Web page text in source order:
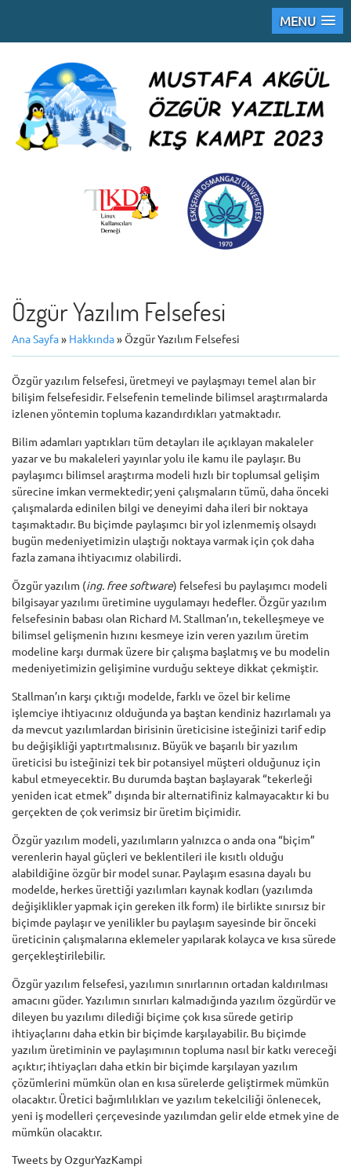
MENU
Özgür Yazılım Felsefesi
Ana Sayfa» Hakkında»Özgür Yazılım Felsefesi
Özgür yazılım felsefesi, üretmeyi ve paylaşmayı temel alan bir
bilişim felsefesidir. Felsefenin temelinde bilimsel araştırmalarda
izlenen yöntemin topluma kazandırdıkları yatmaktadır.
Bilim adamları yaptıkları tüm detayları ile açıklayan makaleler
yazar ve bu makaleleri yayınlar yolu ile kamu ile paylaşır. Bu
paylaşımcı bilimsel araştırma modeli hızlı bir toplumsal gelişim
sürecine imkan vermektedir; yeni çalışmaların tümü, daha önceki
çalışmalarda edinilen bilgi ve deneyimi daha ileri bir noktaya
taşımaktadır. Bu biçimde paylaşımcı bir yol izlenmemiş olsaydı
bugün medeniyetimizin ulaştığı noktaya varmak için çok daha
fazla zamana ihtiyacımız olabilirdi.
Özgür yazılım (ing. free software) felsefesi bu paylaşımcı modeli
bilgisayar yazılımı üretimine uygulamayı hedefler. Özgür yazılım
felsefesinin babası olan Richard M. Stallman’ın, tekelleşmeye ve
bilimsel gelişmenin hızını kesmeye izin veren yazılım üretim
modeline karşı durmak üzere bir çalışma başlatmış ve bu modelin
medeniyetimizin gelişimine vurduğu sekteye dikkat çekmiştir.
Stallman’ın karşı çıktığı modelde, farklı ve özel bir kelime
işlemciye ihtiyacınız olduğunda ya baştan kendiniz hazırlamalı ya
da mevcut yazılımlardan birisinin üreticisine isteğinizi tarif edip
bu değişikliği yaptırtmalısınız. Büyük ve başarılı bir yazılım
üreticisi bu isteğinizi tek bir potansiyel müşteri olduğunuz için
kabul etmeyecektir. Bu durumda baştan başlayarak “tekerleği
yeniden icat etmek” dışında bir alternatifiniz kalmayacaktır ki bu
gerçekten de çok verimsiz bir üretim biçimidir.
Özgür yazılım modeli, yazılımların yalnızca o anda ona “biçim”
verenlerin hayal güçleri ve beklentileri ile kısıtlı olduğu
alabildiğine özgür bir model sunar. Paylaşım esasına dayalı bu
modelde, herkes ürettiği yazılımları kaynak kodları (yazılımda
değişiklikler yapmak için gereken ilk form) ile birlikte sınırsız bir
biçimde paylaşır ve yenilikler bu paylaşım sayesinde bir önceki
üreticinin çalışmalarına eklemeler yapılarak kolayca ve kısa sürede
gerçekleştirilebilir.
Özgür yazılım felsefesi, yazılımın sınırlarının ortadan kaldırılması
amacını güder. Yazılımın sınırları kalmadığında yazılım özgürdür ve
dileyen bu yazılımı dilediği biçime çok kısa sürede getirip
ihtiyaçlarını daha etkin bir biçimde karşılayabilir. Bu biçimde
yazılım üretiminin ve paylaşımının topluma nasıl bir katkı vereceği
açıktır; ihtiyaçları daha etkin bir biçimde karşılayan yazılım
çözümlerini mümkün olan en kısa sürelerde geliştirmek mümkün
olacaktır. Üretici bağımlılıkları ve yazılım tekelciliği önlenecek,
yeni iş modelleri çerçevesinde yazılımdan gelir elde etmek yine de
mümkün olacaktır.
Tweets by OzgurYazKampi